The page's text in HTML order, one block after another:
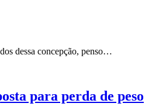
dessa concepção, penso…
para perda de peso